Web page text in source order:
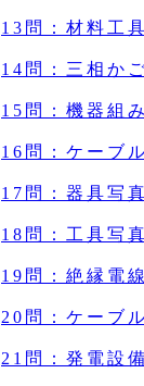
13問：材料工
14問：三相か
15問：機器組
16問：ケーブ
17問：器具写
18問：工具写
19問：絶縁電
20問：ケーブ
21問：発電設